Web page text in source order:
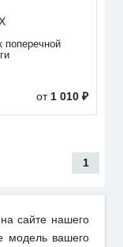
поперечной
от 1 010 ₽
1
на сайте нашего
модель вашего